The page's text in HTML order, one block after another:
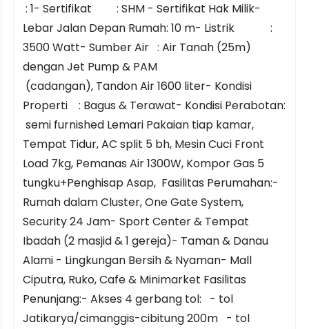
: 1- Sertifikat : SHM - Sertifikat Hak Milik-
Lebar Jalan Depan Rumah: 10 m- Listrik :
3500 Watt- Sumber Air : Air Tanah (25m)
dengan Jet Pump & PAM
(cadangan), Tandon Air 1600 liter- Kondisi
Properti : Bagus & Terawat- Kondisi Perabotan:
semi furnished Lemari Pakaian tiap kamar,
Tempat Tidur, AC split 5 bh, Mesin Cuci Front
Load 7kg, Pemanas Air 1300W, Kompor Gas 5
tungku+Penghisap Asap, Fasilitas Perumahan:-
Rumah dalam Cluster, One Gate System,
Security 24 Jam- Sport Center & Tempat
Ibadah (2 masjid & 1 gereja)- Taman & Danau
Alami - Lingkungan Bersih & Nyaman- Mall
Ciputra, Ruko, Cafe & Minimarket Fasilitas
Penunjang:- Akses 4 gerbang tol: - tol
Jatikarya/cimanggis-cibitung 200m - tol